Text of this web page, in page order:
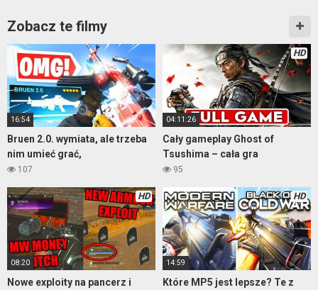
Zobacz te filmy
16:54
Bruen 2.0. wymiata, ale trzeba
nim umieć grać,
107
HD
04:11:26
Cały gameplay Ghost of
Tsushima – cała gra
95
HD
08:20
Nowe exploity na pancerz i
HD
14:59
Które MP5 jest lepsze? Te z